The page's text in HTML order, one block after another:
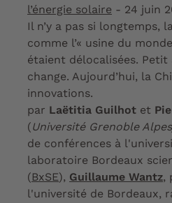
l’énergie solaire - 24 juin
Il n’y a pas si longtemps,
comme l’« usine du
étaient délocalisées.
change. Aujourd’hui, la
innovations.
par Laëtitia Guilhot et
(Université Grenoble
de conférences à
laboratoire Bordeaux
(BxSE), Guillaume Wantz,
l'université de Bordeaux,